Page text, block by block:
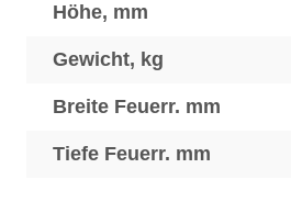
Höhe, mm
Gewicht, kg
Breite Feuerr. mm
Tiefe Feuerr. mm